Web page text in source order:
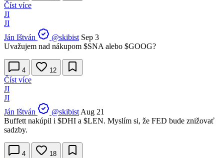
Číst více
JI
JI
Ján Ištván
@skibist Sep 3
Uvažujem nad nákupom $SNA alebo $GOOG?
4 12
Číst více
JI
JI
Ján Ištván
@skibist Aug 21
Buffett nakúpil i $DHI a $LEN. Myslím si, že FED bude znižovať
sadzby.
4 18